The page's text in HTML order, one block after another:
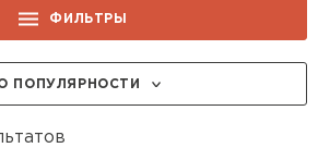
ФИЛЬТРЫ
ПОПУЛЯРНОСТИ
Утеплитель Profiplex
ПЕРЕЙТИ
Knauf